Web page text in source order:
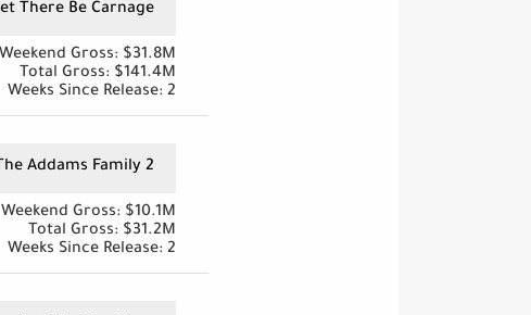
There Be Carnage
Weekend Gross: $31.8M
Total Gross: $141.4M
Weeks Since Release: 2
Addams Family 2
Weekend Gross: $10.1M
Total Gross: $31.2M
Weeks Since Release: 2